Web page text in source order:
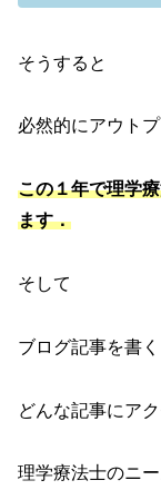
そうすると
必然的にアウト
この１年で理学
ます．
そして
ブログ記事を書
どんな記事にア
理学療法士のニ